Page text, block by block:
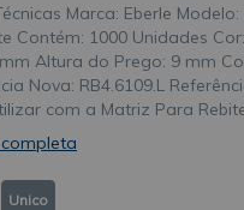
Marca: Eberle Modelo:
Contém: 1000 Unidades
Altura do Prego: 9 mm
Nova: RB4.6109.L
com a Matriz Para
Unico